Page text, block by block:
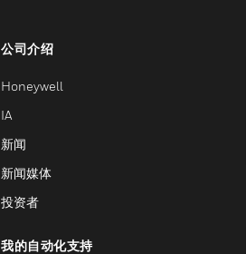
公司介绍
Honeywell
IA
新闻
新闻媒体
投资者
我的自动化支持